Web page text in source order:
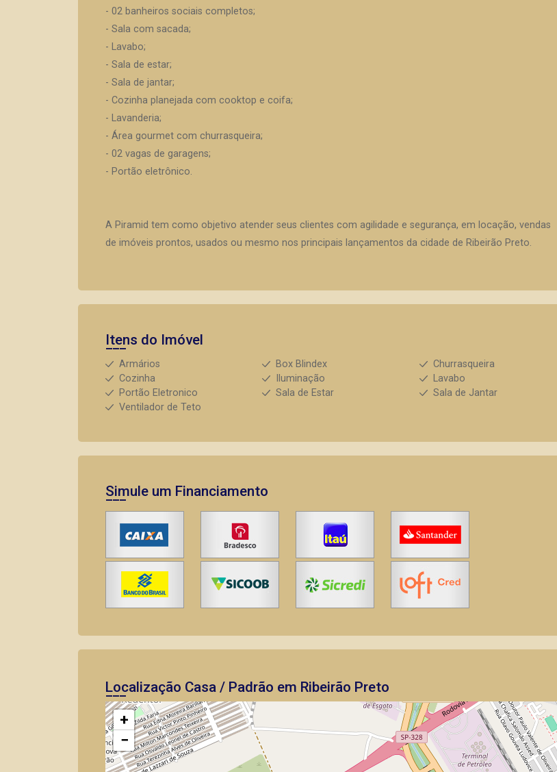
- 02 banheiros sociais completos;
- Sala com sacada;
- Lavabo;
- Sala de estar;
- Sala de jantar;
- Cozinha planejada com cooktop e coifa;
- Lavanderia;
- Área gourmet com churrasqueira;
- 02 vagas de garagens;
- Portão eletrônico.
A Piramid tem como objetivo atender seus clientes com agilidade e segurança, em locação, vendas
de imóveis prontos, usados ou mesmo nos principais lançamentos da cidade de Ribeirão Preto.
Itens do Imóvel
Armários Box Blindex
Churrasqueira
Cozinha
Iluminação
Lavabo
Portão Eletronico
Sala de Estar
Sala de Jantar
Ventilador de Teto
Simule um Financiamento
Localização Casa / Padrão em Ribeirão Preto
+
−